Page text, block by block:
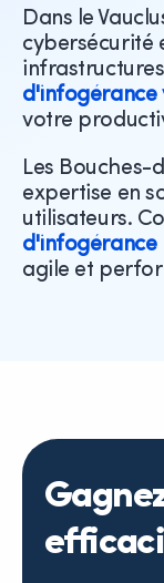
Dans le
cybersécurité
d'infogérance
votre
Les
expertise en
utilisateurs.
d'infogérance
agile et